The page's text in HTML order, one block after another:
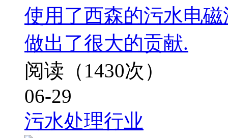
使用了西森的污水电
做出了很大的贡献.
阅读（1430次）
06-29
污水处理行业